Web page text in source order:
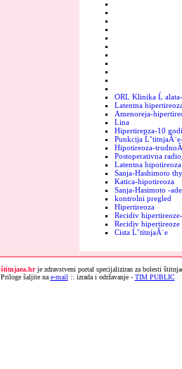
ORL Klinika Ĺ
Latentna
Amenoreja-
Lina
Hipertirepza-10
Punkcija
Hipotireoza-
Postoperativna
Latentna hipotireoza
Sanja-Hashimoto
Katica-hipotireoza
Sanja-Hasimoto -
kontrolni pregled
Hipertireoza
Recidiv
Recidiv hipertireoze
Cista ĹˇtitnjaĂ¨e
štitnjaea.hrje zdravstveni portal specijaliziran za bolesti
Priloge šaljite na e-mail :: izrada i održavanje - TIM PUBLIC